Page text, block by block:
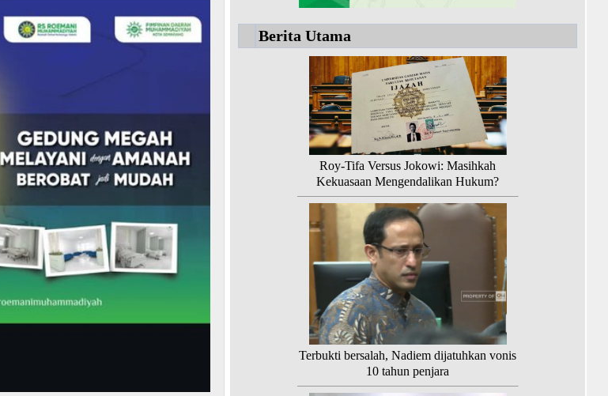
Berita Utama
Roy-Tifa Versus Jokowi: Masihkah
Kekuasaan Mengendalikan Hukum?
Terbukti bersalah, Nadiem dijatuhkan vonis
10 tahun penjara